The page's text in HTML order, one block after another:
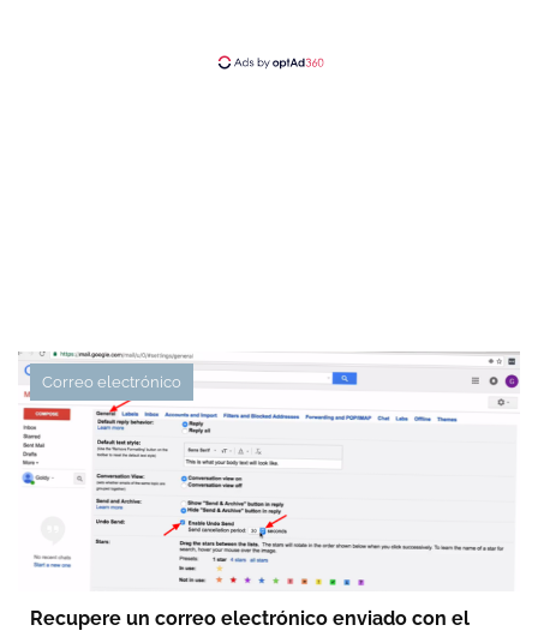
Correo electrónico
Recupere un correo electrónico enviado con el